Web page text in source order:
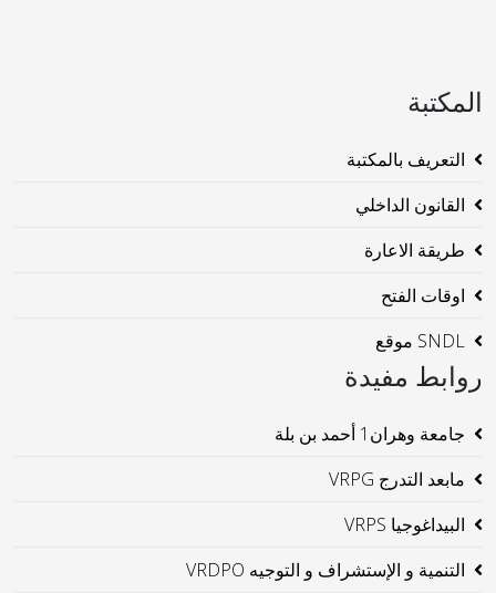
المكتبة
التعريف بالمكتبة
القانون الداخلي
طريقة الاعارة
اوقات الفتح
SNDL موقع
روابط مفيدة
جامعة وهران1 أحمد بن بلة
مابعد التدرج VRPG
البيداغوجيا VRPS
التنمية و الإستشراف و التوجيه VRDPO